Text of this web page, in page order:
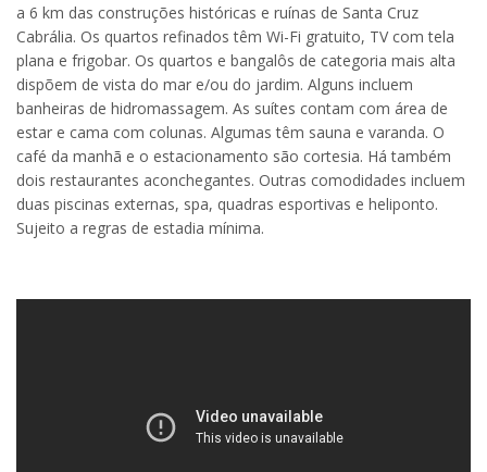
a 6 km das construções históricas e ruínas de Santa Cruz
Cabrália. Os quartos refinados têm Wi-Fi gratuito, TV com tela
plana e frigobar. Os quartos e bangalôs de categoria mais alta
dispõem de vista do mar e/ou do jardim. Alguns incluem
banheiras de hidromassagem. As suítes contam com área de
estar e cama com colunas. Algumas têm sauna e varanda. O
café da manhã e o estacionamento são cortesia. Há também
dois restaurantes aconchegantes. Outras comodidades incluem
duas piscinas externas, spa, quadras esportivas e heliponto.
Sujeito a regras de estadia mínima.